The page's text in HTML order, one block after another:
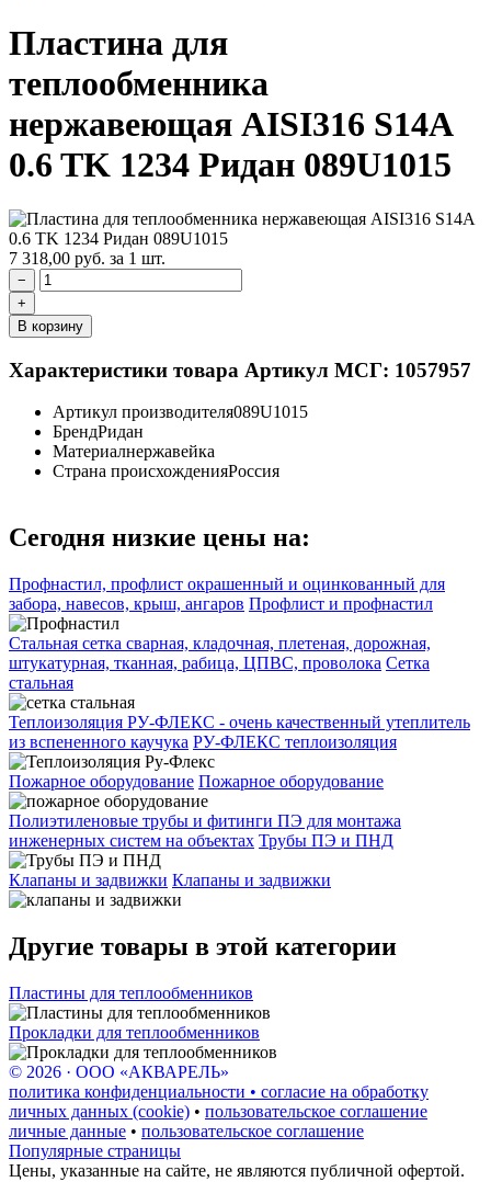
Пластина для
теплообменника
нержавеющая AISI316 S14A
0.6 TK 1234 Ридан 089U1015
7 318,00 руб. за 1 шт.
−
+
В корзину
Характеристики товара Артикул МСГ: 1057957
Артикул производителя089U1015
БрендРидан
Материалнержавейка
Страна происхожденияРоссия
Сегодня низкие цены на:
Профнастил, профлист окрашенный и оцинкованный для
забора, навесов, крыш, ангаров Профлист и профнастил
Стальная сетка сварная, кладочная, плетеная, дорожная,
штукатурная, тканная, рабица, ЦПВС, проволока Сетка
стальная
Теплоизоляция РУ-ФЛЕКС - очень качественный утеплитель
из вспененного каучука РУ-ФЛЕКС теплоизоляция
Пожарное оборудование Пожарное оборудование
Полиэтиленовые трубы и фитинги ПЭ для монтажа
инженерных систем на объектах Трубы ПЭ и ПНД
Клапаны и задвижки Клапаны и задвижки
Другие товары в этой категории
Пластины для теплообменников
Прокладки для теплообменников
© 2026 · ООО «АКВАРЕЛЬ»
политика конфиденциальности • согласие на обработку
личных данных (cookie) • пользовательское соглашение
личные данные • пользовательское соглашение
Популярные страницы
Цены, указанные на сайте, не являются публичной офертой.